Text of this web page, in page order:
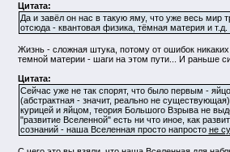
Цитата:
Да и завёл он нас в такую яму, что уже весь
отсюда - квантовая физика, тёмная материя и
Жизнь - сложная штука, потому от ошибок
темной материи - шаги на этом пути... И раньше
Цитата:
Сейчас уже не так спорят, что было первым -
(абстрактная - значит, реально не
курицей и яйцом, теория Большого Взрыва не
"развитие Вселенной" есть ни что иное, как
сознаний - наша Вселенная просто напросто не